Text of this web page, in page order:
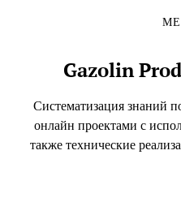
содержимомуGazolin
Систематизация знаний
онлайн проектами с
также технические